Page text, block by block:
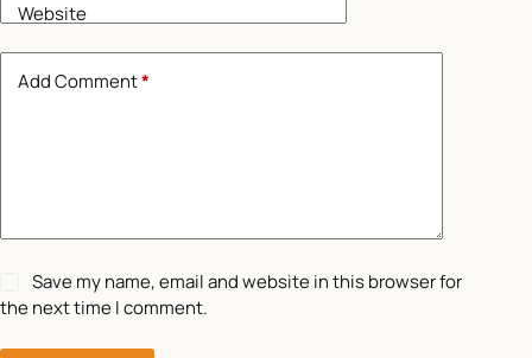
Website
Add Comment*
Save my name, email and website in this browser for
the next time I comment.